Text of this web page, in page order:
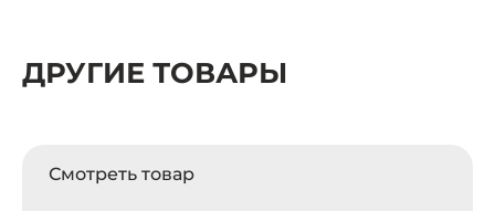
ДРУГИЕ ТОВАРЫ
Смотреть товар